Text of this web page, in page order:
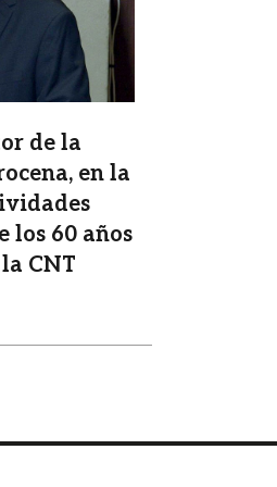
de la
en la
los 60 años
CNT